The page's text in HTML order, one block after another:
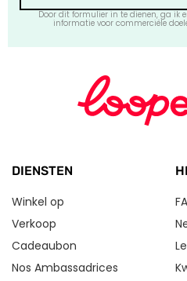
Door dit formulier in te dienen, ga ik
informatie voor commerciële
DIENSTEN
Winkel op
Verkoop
Cadeaubon
Nos Ambassadrices